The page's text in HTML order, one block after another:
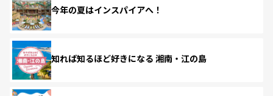
今年の夏はインスパイアへ！
知れば知るほど好きになる 湘南・江の島